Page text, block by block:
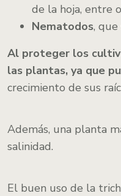
de la hoja, entre
Nematodos, que
Al proteger los
las plantas, ya que
crecimiento de sus
Además, una planta
salinidad.
El buen uso de la